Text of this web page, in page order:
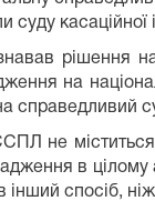
суду
рішення
на
справедливий
не
в
інший спосіб,